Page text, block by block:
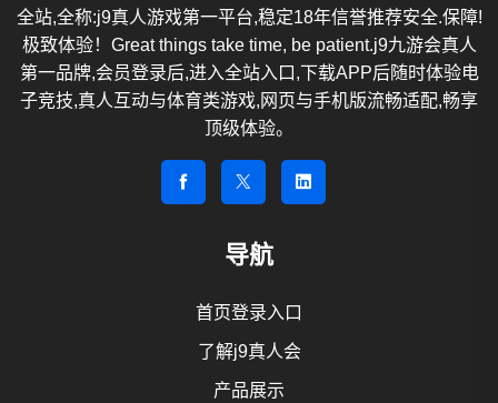
全站,全称:j9真人游戏第一平台,稳定18年信誉推荐安全.保障!
极致体验！Great things take time, be patient.j9九游会真人
第一品牌,会员登录后,进入全站入口,下载APP后随时体验电
子竞技,真人互动与体育类游戏,网页与手机版流畅适配,畅享
顶级体验。
导航
首页登录入口
了解j9真人会
产品展示